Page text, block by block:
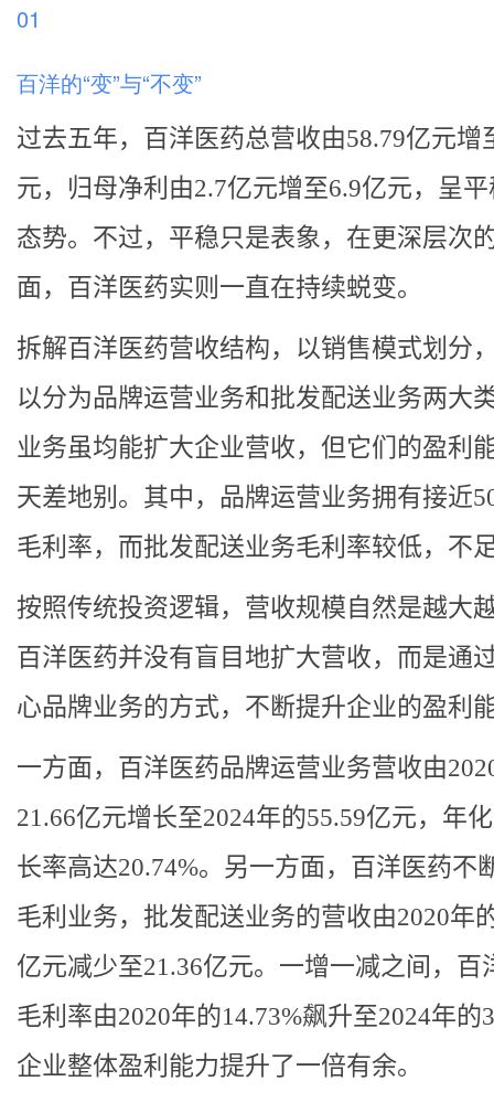
01
百洋的“变”与“不变”
过去五年，百洋医药总营收由58.79亿元增
元，归母净利由2.7亿元增至6.9亿元，呈
态势。不过，平稳只是表象，在更深层次
面，百洋医药实则一直在持续蜕变。
拆解百洋医药营收结构，以销售模式划分
以分为品牌运营业务和批发配送业务两大
业务虽均能扩大企业营收，但它们的盈利
天差地别。其中，品牌运营业务拥有接近
毛利率，而批发配送业务毛利率较低，不
按照传统投资逻辑，营收规模自然是越大
百洋医药并没有盲目地扩大营收，而是通
心品牌业务的方式，不断提升企业的盈利
一方面，百洋医药品牌运营业务营收由
21.66亿元增长至2024年的55.59亿元，年
长率高达20.74%。另一方面，百洋医药不
毛利业务，批发配送业务的营收由2020年
亿元减少至21.36亿元。一增一减之间，百
毛利率由2020年的14.73%飙升至2024年的
企业整体盈利能力提升了一倍有余。